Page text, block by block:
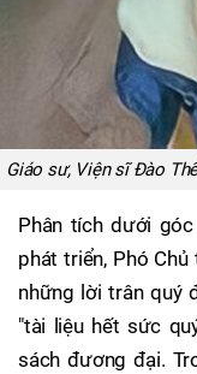
Giáo sư, Viện sĩ Đào
Phân tích dưới
phát triển, Phó
những lời trân quý
"tài liệu hết sức
sách đương đại.